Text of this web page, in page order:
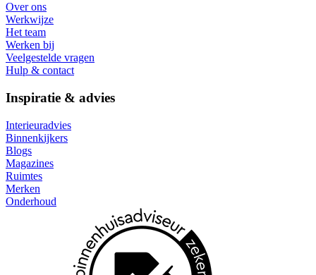
Over ons
Werkwijze
Het team
Werken bij
Veelgestelde vragen
Hulp & contact
Inspiratie & advies
Interieuradvies
Binnenkijkers
Blogs
Magazines
Ruimtes
Merken
Onderhoud